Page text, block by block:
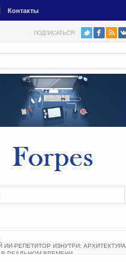
Контакты
ПОДПИСАТЬСЯ:
ИИ-РЕПЕТИТОР ИЗНУТРИ: АРХИТЕКТУРА
В РЕАЛЬНОМ ВРЕМЕНИ